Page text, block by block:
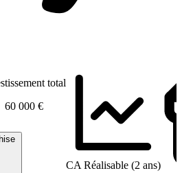
total
60 000 €
CA Réalisable (2 ans)